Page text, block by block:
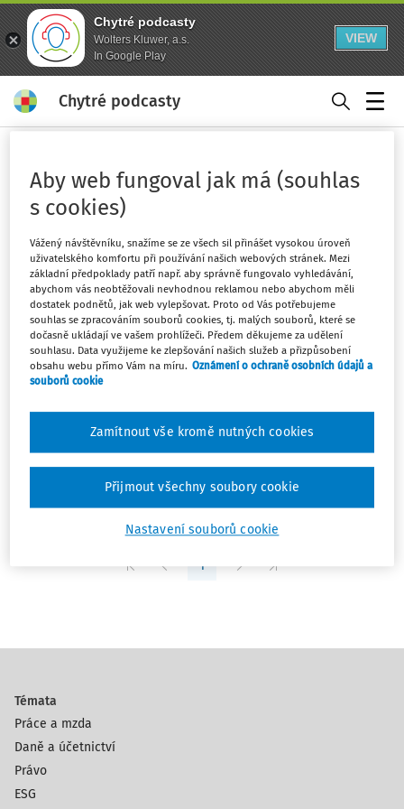
Chytré podcasty
Wolters Kluwer, a.s.
In Google Play
VIEW
Chytré podcasty
hodnocení zaměstnance
Sledovat klíčové slovo
Filtr
Počet vyhledaných dokumentů:1
Řadit podle: Nejnovější Nejstarší
K odpovědnosti zaměstnavatele za
subjektivní hodnocení zaměstnance
Mgr. Barbora Suchá,Mgr. Bc. Kateřina Suchanová
EY Law advokátní kancelář, s.r.o.
1
Témata
Práce a mzda
Daně a účetnictví
Právo
ESG
Aby web fungoval jak má (souhlas
s cookies)
Vážený návštěvníku, snažíme se ze všech sil přinášet vysokou úroveň
uživatelského komfortu při používání našich webových stránek. Mezi
základní předpoklady patří např. aby správně fungovalo vyhledávání,
abychom vás neobtěžovali nevhodnou reklamou nebo abychom měli
dostatek podnětů, jak web vylepšovat. Proto od Vás potřebujeme
souhlas se zpracováním souborů cookies, tj. malých souborů, které se
dočasně ukládají ve vašem prohlížeči. Předem děkujeme za udělení
souhlasu. Data využijeme ke zlepšování našich služeb a přizpůsobení
obsahu webu přímo Vám na míru. Oznámení o ochraně osobních údajů a
souborů cookie
Nastavení souborů cookie
Zamítnout vše kromě nutných cookies
Přijmout všechny soubory cookie